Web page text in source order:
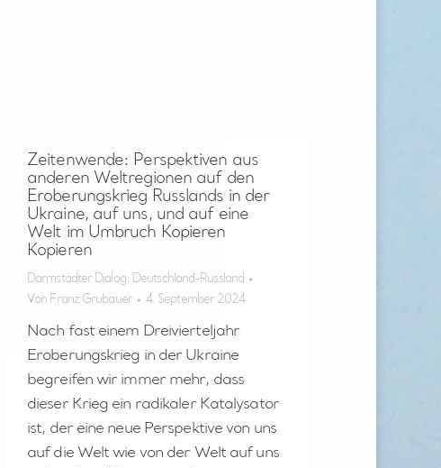
Zeitenwende: Perspektiven aus
anderen Weltregionen auf den
Eroberungskrieg Russlands in der
Ukraine, auf uns, und auf eine
Welt im Umbruch Kopieren
Kopieren
Darmstädter Dialog: Deutschland-Russland
Von Franz Grubauer 4. September 2024
Nach fast einem Dreivierteljahr
Eroberungskrieg in der Ukraine
begreifen wir immer mehr, dass
dieser Krieg ein radikaler Katalysator
ist, der eine neue Perspektive von uns
auf die Welt wie von der Welt auf uns